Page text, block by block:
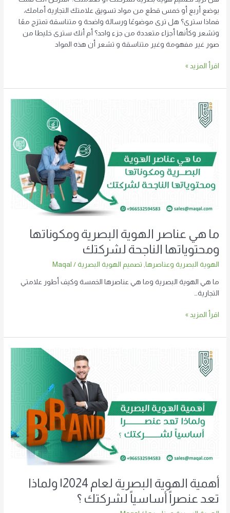
بوضع أربع أو خمس قطع من مواد تسويق علامتك التجارية أمامك،
فماذا سترى؟ هل ترى موضوعًا ورسالة واضحة و متناسقة تمتزج معًا
وتشعر وكأنها أجزاء متعددة من جزء واحد؟ أم أنك سترى خليطا من
صور غير مفهومة وغير متناسقة و تشعر أن هذه المواد
اقرأ المزيد »
ما هي عناصر الهوية البصرية ومكوناتها
ومحتوياتها الناجحة لشركتك
الهوية البصرية وعناصرها, تصميم الهوية البصرية /
Maqal
ما هي الهوية البصرية وما هي عناصرها الخمسة وكيف أطور علامتي
التجارية…
عناصر
ومكوناتها
ومحتوياتها
الناجحة
اقرأ المزيد »
أهمية الهوية البصرية لعام 2024| ولماذا
تعد عنصراً أساسياً لشركتك ؟
أهمية
الهوية
البصرية
ولماذا
عنصراً
لشركتك